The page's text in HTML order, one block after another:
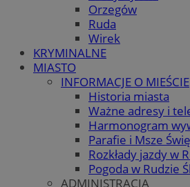
Orzegów
Ruda
Wirek
KRYMINALNE
MIASTO
INFORMACJE O MIEŚCIE
Historia miasta
Ważne adresy i
Harmonogram
Parafie i Msze
Rozkłady jazdy w
Pogoda w Rudzie
ADMINISTRACJA